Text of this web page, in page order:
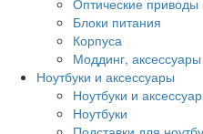
Блоки питания
Корпуса
Моддинг,
Ноутбуки и аксессуары
Ноутбуки и
Ноутбуки